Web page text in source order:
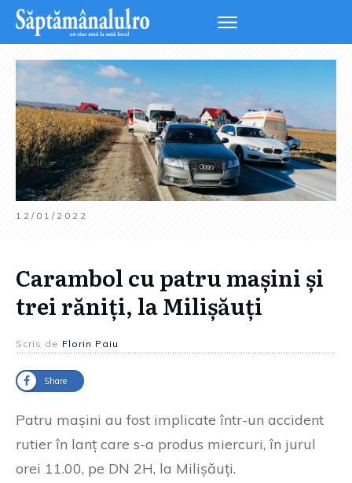
12/01/2022
Carambol cu patru mașini și
trei răniți, la Milișăuți
Scris de Florin Paiu
Share
Patru mașini au fost implicate într-un accident
rutier în lanț care s-a produs miercuri, în jurul
orei 11.00, pe DN 2H, la Milișăuți.